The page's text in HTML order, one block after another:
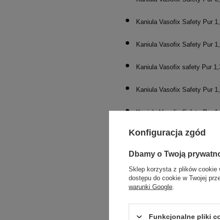
Kaniula Vasofix Safety Pur
Kaniula Vasofix Safety Pur
Kaniula Vasofix safety Pur
Kaniula Vasofix Safety Pur
Kaniula Vasofix Safety Pur
Zobacz także kaniule
Polecane produkty
Konfiguracja zgód
Dbamy o Twoją
Sklep korzysta z plików cookie
dostępu do cookie w Twojej
warunki Google
Funkcjonalne pliki